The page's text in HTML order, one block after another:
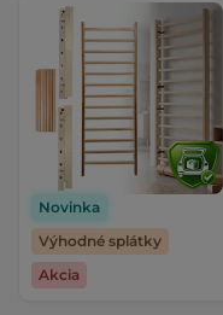
Novinka
Výhodné splátky
Akcia